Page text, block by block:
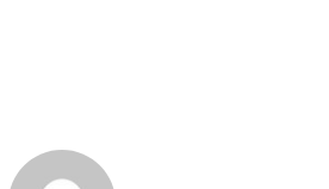
MATT SEVERSON